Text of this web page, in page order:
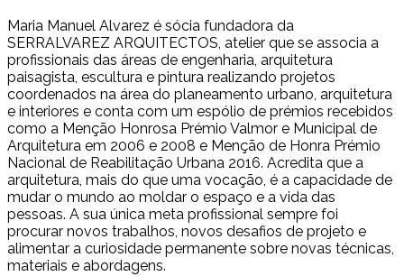
Maria Manuel Alvarez é sócia fundadora da
SERRALVAREZ ARQUITECTOS, atelier que se associa a
profissionais das áreas de engenharia, arquitetura
paisagista, escultura e pintura realizando projetos
coordenados na área do planeamento urbano, arquitetura
e interiores e conta com um espólio de prémios recebidos
como a Menção Honrosa Prémio Valmor e Municipal de
Arquitetura em 2006 e 2008 e Menção de Honra Prémio
Nacional de Reabilitação Urbana 2016. Acredita que a
arquitetura, mais do que uma vocação, é a capacidade de
mudar o mundo ao moldar o espaço e a vida das
pessoas. A sua única meta profissional sempre foi
procurar novos trabalhos, novos desafios de projeto e
alimentar a curiosidade permanente sobre novas técnicas,
materiais e abordagens.